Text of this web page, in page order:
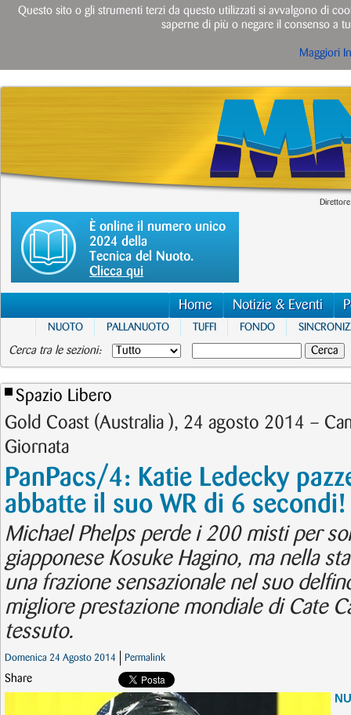
È online il numero unico
2024 della
Tecnica del Nuoto.
Clicca qui
Home Notizie & Eventi
NUOTO PALLANUOTO TUFFI FONDO
Cerca tra le sezioni:
Spazio Libero
Gold Coast (Australia ), 24 agosto 2014 –
Giornata
PanPacs/4: Katie Ledecky
abbatte il suo WR di 6 secondi!
Michael Phelps perde i 200 misti per
giapponese Kosuke Hagino, ma nella
una frazione sensazionale nel suo
migliore prestazione mondiale di Cate
tessuto.
Domenica 24 Agosto 2014 Permalink
Share
Questo sito o gli strumenti terzi da questo utilizzati si avvalgono di
saperne di più o negare il consenso a
Maggiori